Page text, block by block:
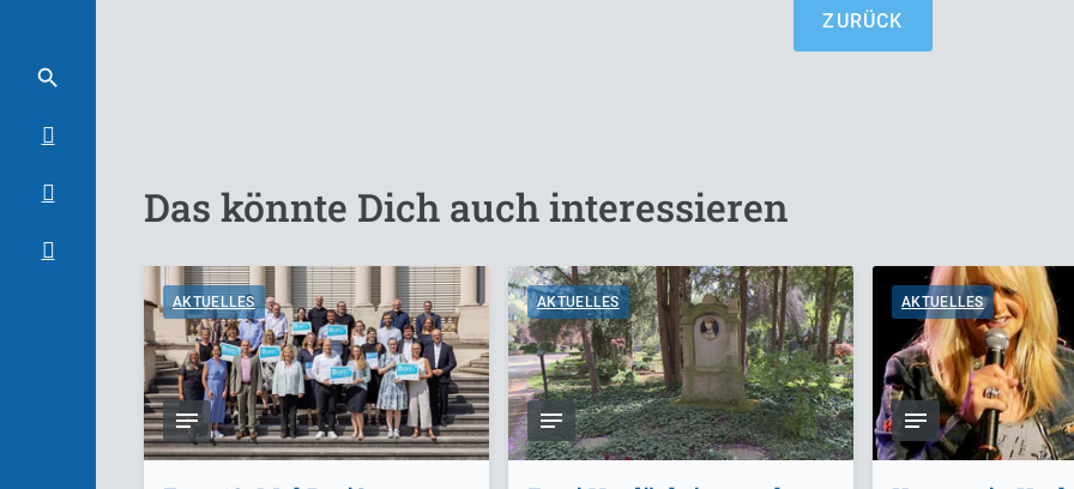
ZURÜCK
Das könnte Dich auch interessieren
AKTUELLES AKTUELLES AKTUELLES